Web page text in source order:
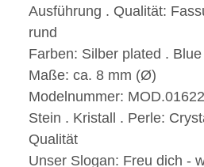
Ausführung . Qualität:
rund
Farben: Silber plated .
Maße: ca. 8 mm (Ø)
Modelnummer: MOD.01622
Stein . Kristall . Perle:
Qualität
Unser Slogan: Freu dich -